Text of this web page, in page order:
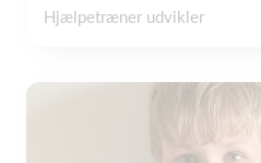
Hjælpetræner udvikler